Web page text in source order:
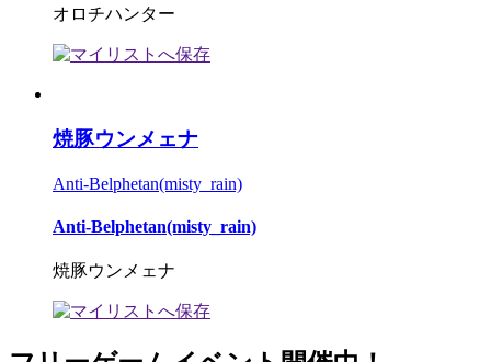
オロチハンター
焼豚ウンメェナ
Anti-Belphetan(misty_rain)
Anti-Belphetan(misty_rain)
焼豚ウンメェナ